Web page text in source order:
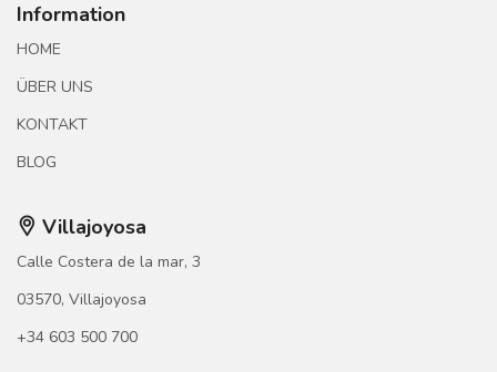
Information
HOME
ÜBER UNS
KONTAKT
BLOG
Villajoyosa
Calle Costera de la mar, 3
03570, Villajoyosa
+34 603 500 700